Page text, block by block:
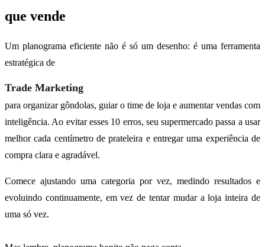
que vende
Um planograma eficiente não é só um desenho: é uma ferramenta
estratégica de
Trade Marketing
para organizar gôndolas, guiar o time de loja e aumentar vendas com
inteligência. Ao evitar esses 10 erros, seu supermercado passa a usar
melhor cada centímetro de prateleira e entregar uma experiência de
compra clara e agradável.
Comece ajustando uma categoria por vez, medindo resultados e
evoluindo continuamente, em vez de tentar mudar a loja inteira de
uma só vez.